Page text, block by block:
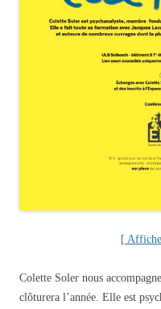
[
Colette Soler nous
clôturera l’année. Elle est